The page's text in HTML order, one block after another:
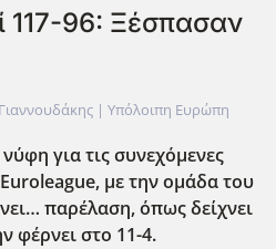
117-96: Ξέσπασαν
| Υπόλοιπη Ευρώπη
για τις συνεχόμενες
, με την ομάδα του
παρέλαση, όπως δείχνει
φέρνει στο 11-4.